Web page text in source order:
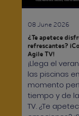
08 June 2026
¿Te apetece
refrescantes?
Agile TV!
¡Llega el
las piscinas
momento
tiempo y de
TV. ¿Te